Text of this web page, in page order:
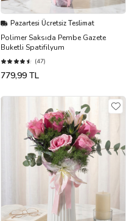
Pazartesi Ücretsiz Teslimat
Polimer Saksıda Pembe Gazete
Buketli Spatifilyum
(47)
779,99 TL